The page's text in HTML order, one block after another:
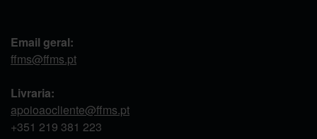
Email geral:
ffms@ffms.pt
Livraria:
apoioaocliente@ffms.pt
+351 219 381 223